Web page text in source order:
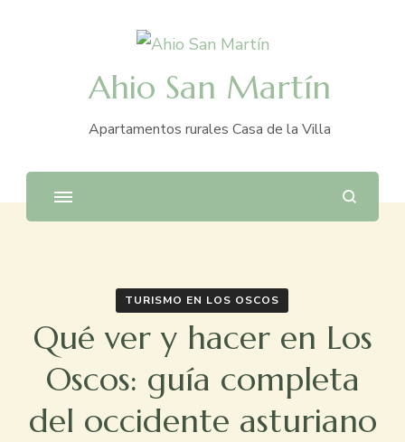
Ahio San Martín
Apartamentos rurales Casa de la Villa
TURISMO EN LOS OSCOS
Qué ver y hacer en Los
Oscos: guía completa
del occidente asturiano